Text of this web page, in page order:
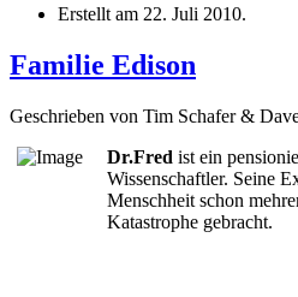
Erstellt am 22. Juli 2010.
Familie Edison
Geschrieben von Tim Schafer &
Dr.Fred ist ein
Wissenschaftler. Seine
Menschheit schon
Katastrophe gebracht.